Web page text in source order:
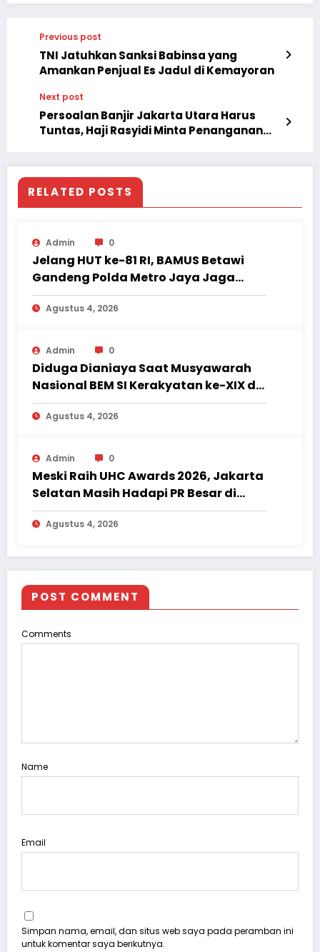
Previous post
TNI Jatuhkan Sanksi Babinsa yang
Amankan Penjual Es Jadul di Kemayoran
Next post
Persoalan Banjir Jakarta Utara Harus
Tuntas, Haji Rasyidi Minta Penanganan
RELATED POSTS
Admin 0
Jelang HUT ke-81 RI, BAMUS Betawi
Gandeng Polda Metro Jaya Jaga
Jakarta Tetap Aman dan Kondusif
Agustus 4, 2026
Admin 0
Diduga Dianiaya Saat Musyawarah
Nasional BEM SI Kerakyatan ke-XIX di
Jambi, Delegasi Mahasiswa Alami
LukaAgustus 4, 2026
Admin 0
Meski Raih UHC Awards 2026, Jakarta
Selatan Masih Hadapi PR Besar di
Sektor Kesehatan
Agustus 4, 2026
POST COMMENT
Comments
Name
Email
Simpan nama, email, dan situs web saya pada peramban ini
untuk komentar saya berikutnya.